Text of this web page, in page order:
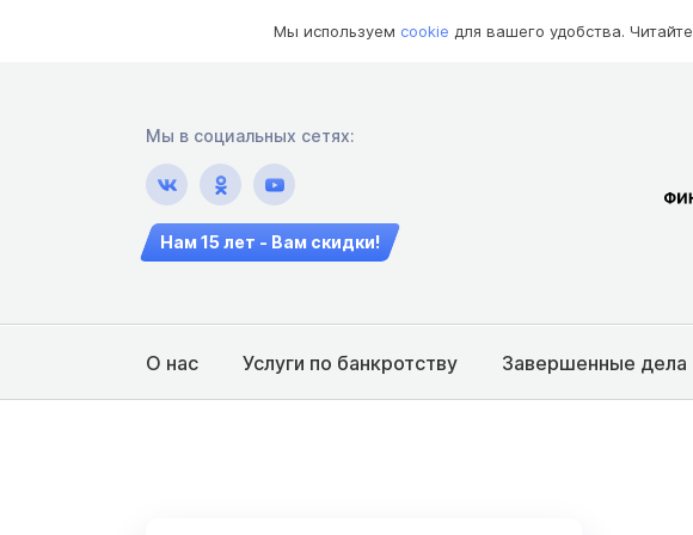
Мы используем cookie для вашего удобства. Читайте
Мы в социальных сетях:
Нам 15 лет - Вам скидки!
О нас Услуги по банкротству Завершенные дела